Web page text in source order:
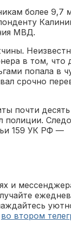
более 9,7
МВД.
в том, что
попала в
срочно
почти
полиции.
159 УК РФ —
и
во втором